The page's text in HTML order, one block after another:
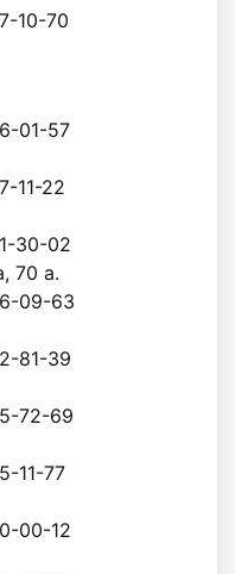
10-70
01-57
11-22
30-02
70 а.
09-63
81-39
72-69
11-77
00-12